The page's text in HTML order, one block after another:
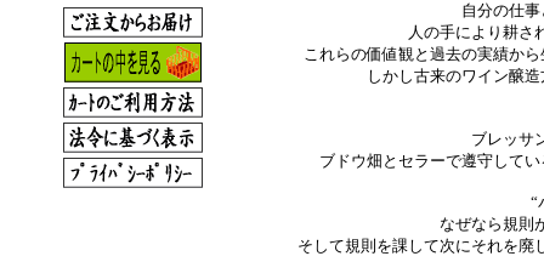
自分の仕
人の手により耕さ
これらの価値観と過去の実績か
しかし古来のワイン醸
ブレッサ
ブドウ畑とセラーで遵守して
“
なぜなら規則
そして規則を課して次にそれを廃